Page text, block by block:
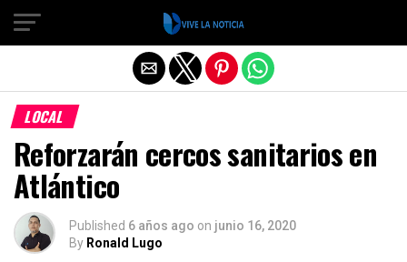
LOCAL
Reforzarán cercos sanitarios en
Atlántico
Published 6 años ago on junio 16, 2020
By Ronald Lugo
Salir de la versión móvil